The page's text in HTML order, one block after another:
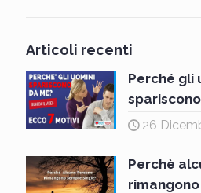
Articoli recenti
Perché gli
26
Perchè